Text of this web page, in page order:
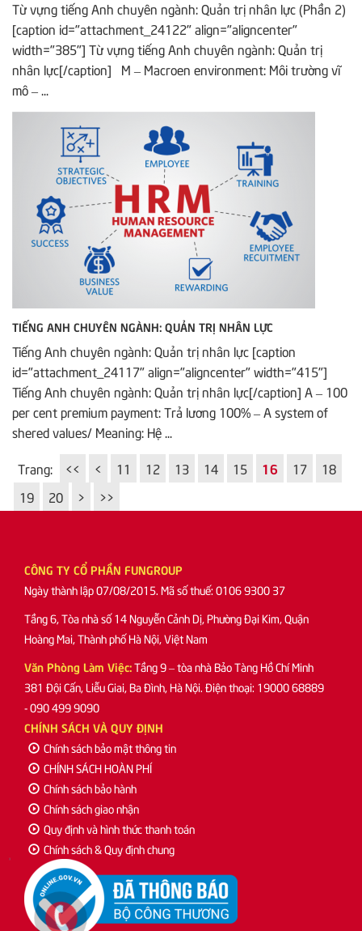
Từ vựng tiếng Anh chuyên ngành: Quản trị nhân lực (Phần 2)
[caption id="attachment_24122" align="aligncenter"
width="385"] Từ vựng tiếng Anh chuyên ngành: Quản trị
nhân lực[/caption] M – Macroen environment: Môi trường vĩ
mô – ...
TIẾNG ANH CHUYÊN NGÀNH: QUẢN TRỊ NHÂN LỰC
Tiếng Anh chuyên ngành: Quản trị nhân lực [caption
id="attachment_24117" align="aligncenter" width="415"]
Tiếng Anh chuyên ngành: Quản trị nhân lực[/caption] A – 100
per cent premium payment: Trả lương 100% – A system of
shered values/ Meaning: Hệ ...
Trang: << < 11 12 13 14 15 16 17
18
19
20 > >>
CÔNG TY CỔ PHẦN FUNGROUP
Ngày thành lập 07/08/2015. Mã số thuế: 0106 9300 37
Tầng 6, Tòa nhà số 14 Nguyễn Cảnh Dị, Phường Đại Kim, Quận
Hoàng Mai, Thành phố Hà Nội, Việt Nam
Văn Phòng Làm Việc:Tầng 9 – tòa nhà Bảo Tàng Hồ Chí Minh
381 Đội Cấn, Liễu Giai, Ba Đình, Hà Nội. Điện thoại: 19000 68889
- 090 499 9090
CHÍNH SÁCH VÀ QUY ĐỊNH
Chính sách bảo mật thông tin
CHÍNH SÁCH HOÀN PHÍ
Chính sách bảo hành
Chính sách giao nhận
Quy định và hình thức thanh toán
Chính sách & Quy định chung